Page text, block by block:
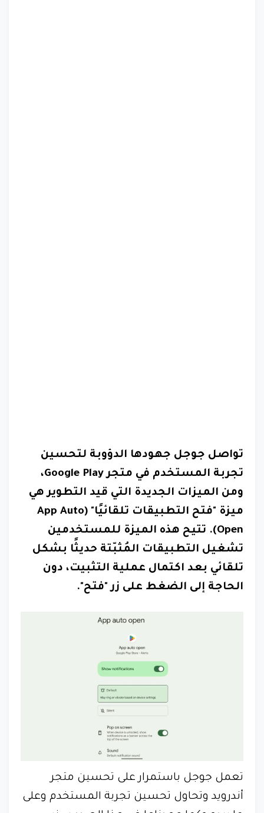
تواصل جوجل جهودها الدؤوبة لتحسين
تجربة المستخدم في متجر Google Play،
ومن الميزات الجديدة التي قيد التطوير هي
ميزة "فتح التطبيقات تلقائيًا" (App Auto
Open). تتيح هذه الميزة للمستخدمين
تشغيل التطبيقات المُثبّتة حديثًا بشكل
تلقائي بعد اكتمال عملية التثبيت، دون
الحاجة إلى الضغط على زر "فتح".
تعمل جوجل باستمرار على تحسين متجر
أندرويد وتحاول تحسين تجربة المستخدم وعلى